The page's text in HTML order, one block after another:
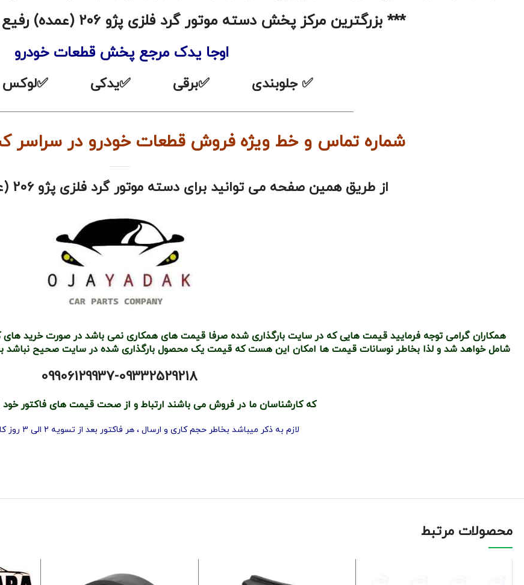
*** بزرگترین مرکز پخش دسته موتور گرد فلزی پژو 206 (عمده) رفیع نیا خودرو در شمال غرب ***
اوجا یدک مرجع پخش قطعات خودرو
✅جلوبندی ✅برقی ✅یدکی
شماره تماس و خط ویژه فروش قطعات خودرو در سراسر کشور : 09332529218-
از طریق همین صفحه می توانید برای دسته موتور گرد فلزی پژو 206 (عمده) رفیع نیا اقدام نمایید
همکاران گرامی توجه فرمایید قیمت هایی که در سایت بارگذاری شده صرفا قیمت های همکاری نمی باشد در صورت خرید های
شامل خواهد شد و لذا بخاطر نوسانات قیمت ها امکان این هست که قیمت یک محصول بارگذاری شده در سایت صحیح نباشد
09906129937-09332529218
که کارشناسان ما در فروش می باشند ارتباط و از صحت قیمت های فاکتور خود
لازم به ذکر میباشد بخاطر حجم کاری و ارسال ، هر فاکتور بعد از تسویه 2 الی 3 روز کاری ارسال میشود
محصولات مرتبط